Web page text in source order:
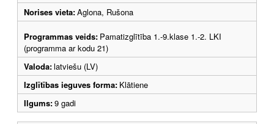
Norises vieta:Aglona, Rušona
Programmas veids: Pamatizglītība 1.-9.klase 1.-2. LKI
(programma ar kodu 21)
Valoda:latviešu (LV)
Izglītības ieguves forma: Klātiene
Ilgums:9 gadi